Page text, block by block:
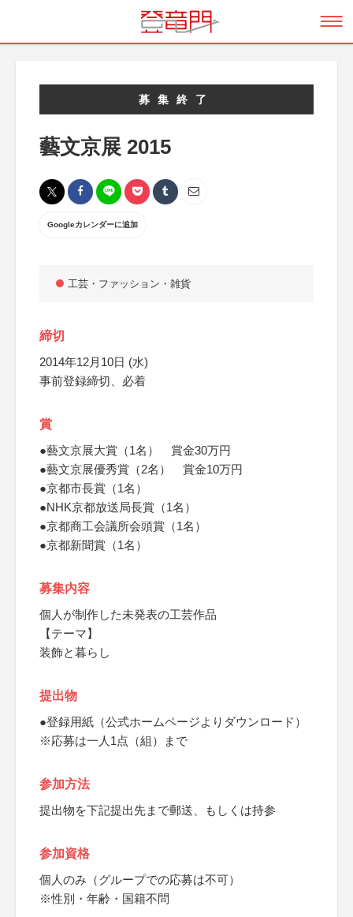
募集終了
藝文京展 2015
Googleカレンダーに追加
工芸・ファッション・雑貨
締切
2014年12月10日 (水)
事前登録締切、必着
賞
●藝文京展大賞（1名） 賞金30万円
●藝文京展優秀賞（2名） 賞金10万円
●京都市長賞（1名）
●NHK京都放送局長賞（1名）
●京都商工会議所会頭賞（1名）
●京都新聞賞（1名）
募集内容
個人が制作した未発表の工芸作品
【テーマ】
装飾と暮らし
提出物
●登録用紙（公式ホームページよりダウンロード）
※応募は一人1点（組）まで
参加方法
提出物を下記提出先まで郵送、もしくは持参
参加資格
個人のみ（グループでの応募は不可）
※性別・年齢・国籍不問